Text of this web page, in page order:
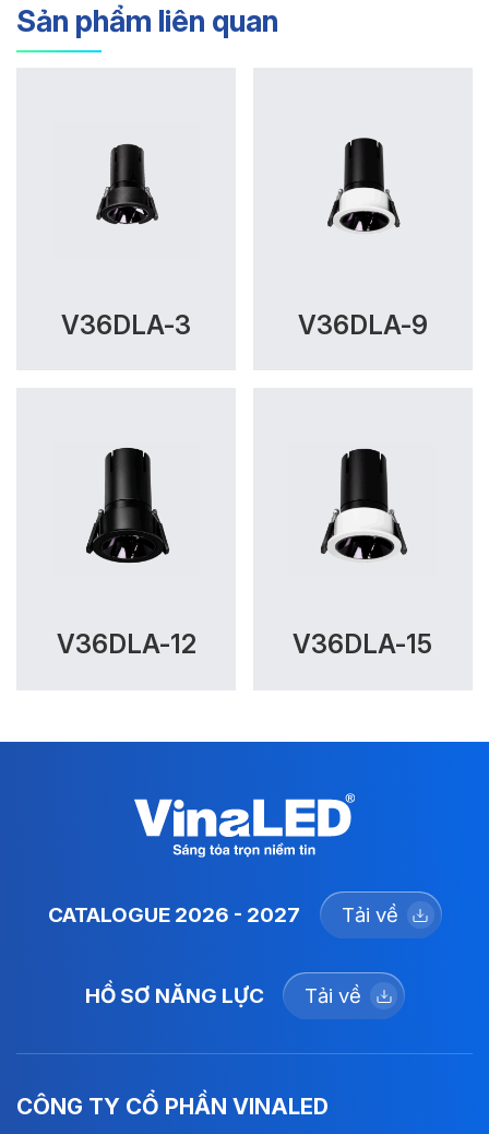
Sản phẩm liên quan
V36DLA-3 V36DLA-9
V36DLA-12 V36DLA-15
CATALOGUE 2026 - 2027 Tải về
HỒ SƠ NĂNG LỰC Tải về
CÔNG TY CỔ PHẦN VINALED